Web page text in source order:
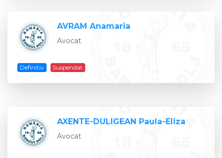
AVRAM Anamaria
Avocat
Definitiv Suspendat
AXENTE-DULIGEAN Paula-Eliza
Avocat